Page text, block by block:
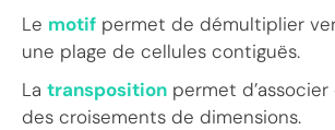
Le motif permet de démultiplier
une plage de cellules contiguës.
La transposition permet
des croisements de dimensions.